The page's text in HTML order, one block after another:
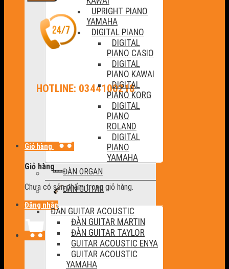
HOTLINE: 0344100218
Giỏ hàng
Giỏ hàng
Chưa có sản phẩm trong giỏ hàng.
Đăng nhập
UPRIGHT PIANO
YAMAHA
DIGITAL PIANO
DIGITAL
PIANO CASIO
DIGITAL
PIANO KAWAI
DIGITAL
PIANO KORG
DIGITAL
PIANO
ROLAND
DIGITAL
PIANO
YAMAHA
ĐÀN ORGAN
ĐÀN GUITAR
ĐÀN GUITAR ACOUSTIC
ĐÀN GUITAR MARTIN
ĐÀN GUITAR TAYLOR
GUITAR ACOUSTIC ENYA
GUITAR ACOUSTIC
YAMAHA